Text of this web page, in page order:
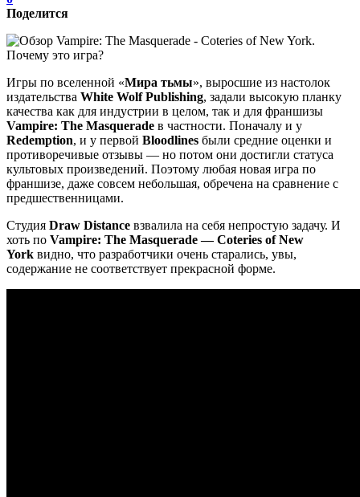
Поделится
Игры по вселенной «Мира тьмы», выросшие из настолок
издательства White Wolf Publishing, задали высокую планку
качества как для индустрии в целом, так и для франшизы
Vampire: The Masquerade в частности. Поначалу и у
Redemption, и у первой Bloodlines были средние оценки и
противоречивые отзывы — но потом они достигли статуса
культовых произведений. Поэтому любая новая игра по
франшизе, даже совсем небольшая, обречена на сравнение с
предшественницами.
Студия Draw Distance взвалила на себя непростую задачу. И
хоть по Vampire: The Masquerade — Coteries of New
York видно, что разработчики очень старались, увы,
содержание не соответствует прекрасной форме.